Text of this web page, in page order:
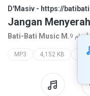
D'Masiv - https://
Jangan
Bati-Bati Music M. أعوام
MP3 4,152 KB Pop